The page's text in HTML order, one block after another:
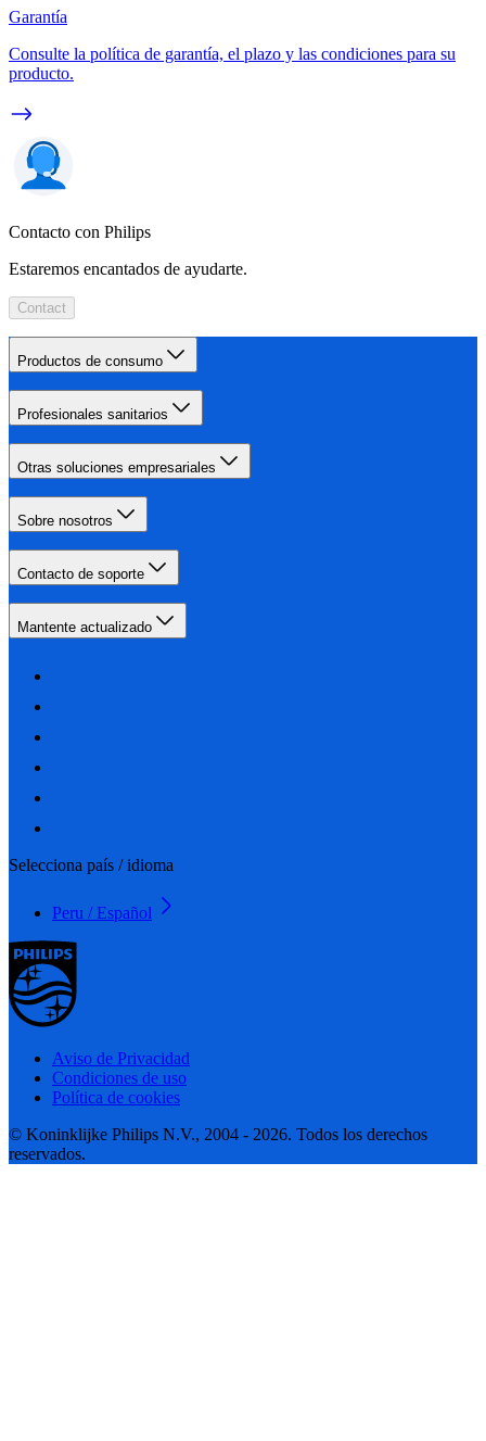
Garantía
Consulte la política de garantía, el plazo y las condiciones para su
producto.
Contacto con Philips
Estaremos encantados de ayudarte.
Contact
Productos de consumo
Profesionales sanitarios
Otras soluciones empresariales
Sobre nosotros
Contacto de soporte
Mantente actualizado
Selecciona país / idioma
Peru / Español
Aviso de Privacidad
Condiciones de uso
Política de cookies
© Koninklijke Philips N.V., 2004 - 2026. Todos los derechos
reservados.